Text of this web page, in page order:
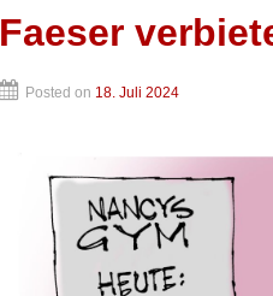
Faeser
Posted on 18. Juli 2024